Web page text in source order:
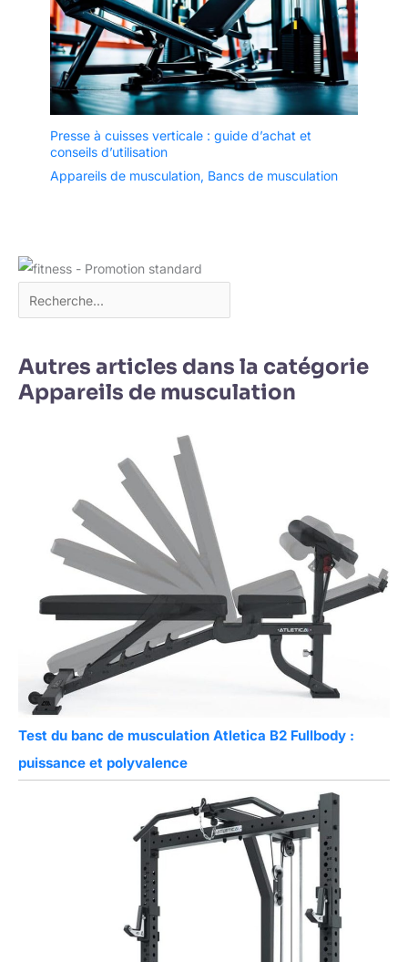
Presse à cuisses verticale : guide d’achat et
conseils d’utilisation
Appareils de musculation, Bancs de musculation
Autres articles dans la catégorie
Appareils de musculation
Test du banc de musculation Atletica B2 Fullbody :
puissance et polyvalence